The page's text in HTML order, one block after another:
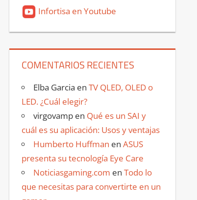
Infortisa en Youtube
COMENTARIOS RECIENTES
Elba Garcia enTV QLED, OLED o
LED. ¿Cuál elegir?
virgovamp en Qué es un SAI y
cuál es su aplicación: Usos y ventajas
Humberto Huffman enASUS
presenta su tecnología Eye Care
Noticiasgaming.com enTodo lo
que necesitas para convertirte en un